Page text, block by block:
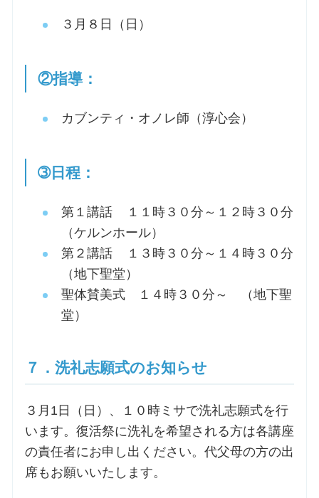
３月８日（日）
②指導：
カブンティ・オノレ師（淳心会）
➂日程：
第１講話 １１時３０分～１２時３０分
（ケルンホール）
第２講話 １３時３０分～１４時３０分
（地下聖堂）
聖体賛美式 １４時３０分～ （地下聖
堂）
７．洗礼志願式のお知らせ
３月1日（日）、１０時ミサで洗礼志願式を行
います。復活祭に洗礼を希望される方は各講座
の責任者にお申し出ください。代父母の方の出
席もお願いいたします。